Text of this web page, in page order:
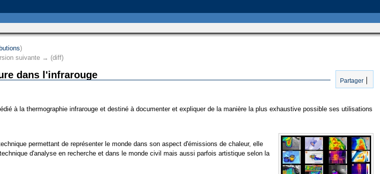
)
suivante → (diff)
Partager
dans l'infrarouge
à la thermographie infrarouge et destiné à documenter et expliquer de la manière la plus exhaustive possible ses utilisations
permettant de représenter le monde dans son aspect d'émissions de chaleur, elle
d'analyse en recherche et dans le monde civil mais aussi parfois artistique selon la